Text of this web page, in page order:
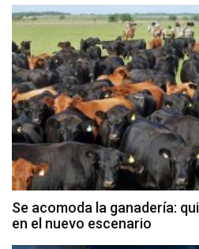
Se acomoda la ganadería:
en el nuevo escenario